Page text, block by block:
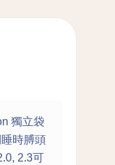
獨立袋
時膊頭
2.3可